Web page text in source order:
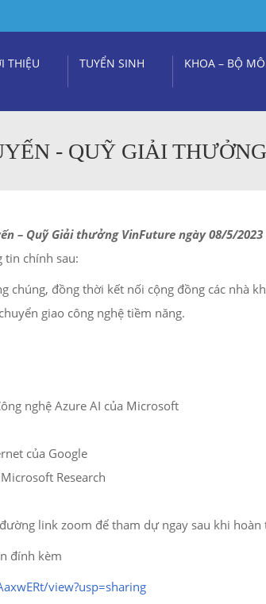
THIỆU TUYỂN SINH KHOA – BỘ
- QUỸ GIẢI
– Quỹ Giải thưởng VinFuture ngày 08/5/
tin chính sau:
chúng, đồng thời kết nối cộng đồng các nhà
giao công nghệ tiềm năng.
nghệ Azure AI của Microsoft
của Google
Research
link zoom để tham dự ngay sau khi
đính kèm
view?usp=sharing